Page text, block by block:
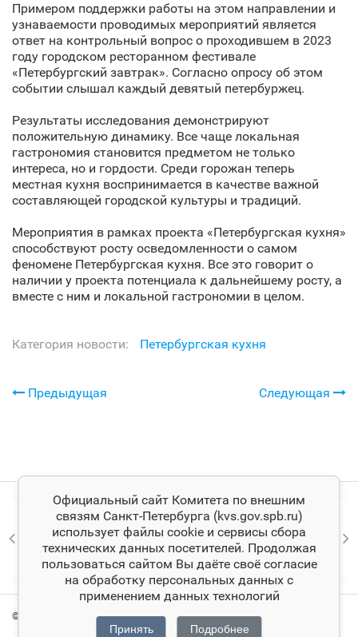
Примером поддержки работы на этом направлении и
узнаваемости проводимых мероприятий является
ответ на контрольный вопрос о проходившем в 2023
году городском ресторанном фестивале
«Петербургский завтрак». Согласно опросу об этом
событии слышал каждый девятый петербуржец.
Результаты исследования демонстрируют
положительную динамику. Все чаще локальная
гастрономия становится предметом не только
интереса, но и гордости. Среди горожан теперь
местная кухня воспринимается в качестве важной
составляющей городской культуры и традиций.
Мероприятия в рамках проекта «Петербургская кухня»
способствуют росту осведомленности о самом
феномене Петербургская кухня. Все это говорит о
наличии у проекта потенциала к дальнейшему росту, а
вместе с ним и локальной гастрономии в целом.
Категория новости: Петербургская кухня
Предыдущая Следующая
© Комитет по внешним связям Санкт‑Петербурга
Официальный сайт Комитета по внешним
связям Санкт‑Петербурга (kvs.gov.spb.ru)
использует файлы cookie и сервисы сбора
технических данных посетителей. Продолжая
пользоваться сайтом Вы даёте своё согласие
на обработку персональных данных с
применением данных технологий
Принять Подробнее